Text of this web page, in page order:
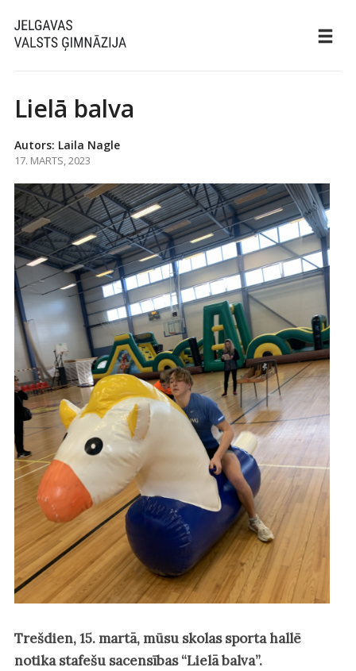
Lielā balva
Autors: Laila Nagle
17. MARTS, 2023
Trešdien, 15. martā, mūsu skolas sporta hallē
notika stafešu sacensības “Lielā balva”.